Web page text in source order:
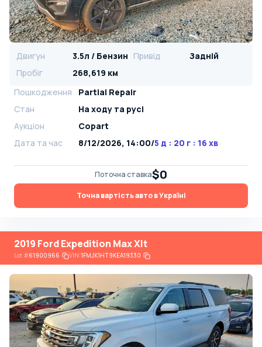
Двигун 3.5л / Бензин Привід
Задній
Пробіг
268,619 км
Пошкодження
Partial Repair
Стан
На ​​ходу та русі
Аукціон
Copart
Дата та час
8/12/2026, 14:00/5 д : 20 г : 16 хв
Поточна ставка$0
Точна вартість авто в Україні
2019 Ford Expedition Max Xlt
Lot#61900966 VIN:1FMJK1HT9KEA19330